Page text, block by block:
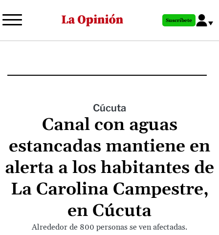
al
principal
Suscríbete
Cúcuta
Canal con aguas
estancadas mantiene en
alerta a los habitantes de
La Carolina Campestre,
en Cúcuta
Alrededor de 800 personas se ven afectadas.